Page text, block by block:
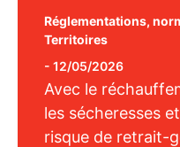
Réglementations,
Territoires
- 12/05/2026
Avec le
les sécheresses
risque de retrait-